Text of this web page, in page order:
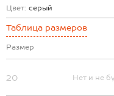
Цвет: серый
Таблица размеров
Размер
20 Нет и не